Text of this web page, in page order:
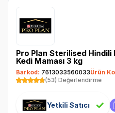
Pro Plan Sterilised Hindili
Kedi Maması 3 kg
Barkod: 7613033560033Ürün
(53) Değerlendirme
Yetkili Satıcı